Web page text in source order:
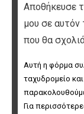
Αποθήκευσε
μου σε αυτόν
που θα
Αυτή η φόρμα
ταχυδρομείο
Για